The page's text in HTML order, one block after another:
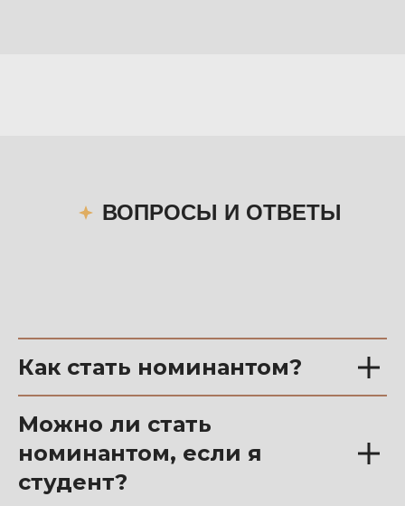
ВОПРОСЫ И ОТВЕТЫ
Как стать номинантом?
Можно ли стать
номинантом, если я
студент?